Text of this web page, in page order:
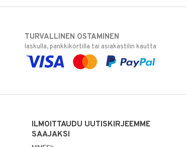
TURVALLINEN OSTAMINEN
laskulla, pankkikortilla tai asiakastilin kautta
ILMOITTAUDU UUTISKIRJEEMME
SAAJAKSI